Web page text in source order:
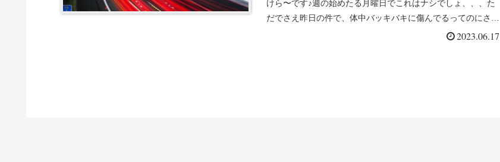
けら〜です♪週の始めたる月曜日でこれはナシでしょ、、、た
だでさえ昨日の件で、体中バッキバキに傷んでるってのにさぁ
2023.06.17